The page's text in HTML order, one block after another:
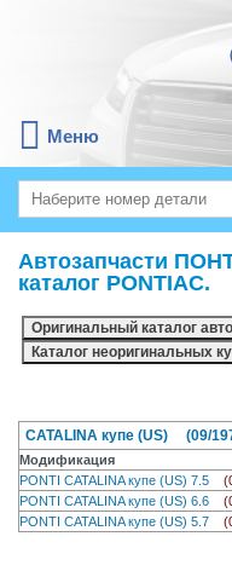
Меню
Автозапчасти
каталог PONTIAC.
CATALINA купе (US) (09/
Модификация
PONTI CATALINA купе (US) 7.5
PONTI CATALINA купе (US) 6.6
PONTI CATALINA купе (US) 5.7